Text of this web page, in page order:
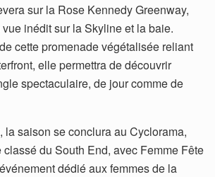
sur la Rose Kennedy Greenway,
inédit sur la Skyline et la baie.
cette promenade végétalisée reliant
elle permettra de découvrir
spectaculaire, de jour comme de
la saison se conclura au Cyclorama,
du South End, avec Femme Fête
dédié aux femmes de la